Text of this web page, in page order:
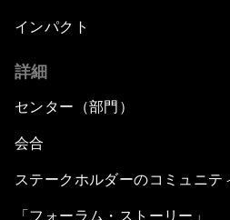
インパクト
詳細
センター（部門）
会合
ステークホルダーのコミュニテ
「フォーラム・ストーリー」